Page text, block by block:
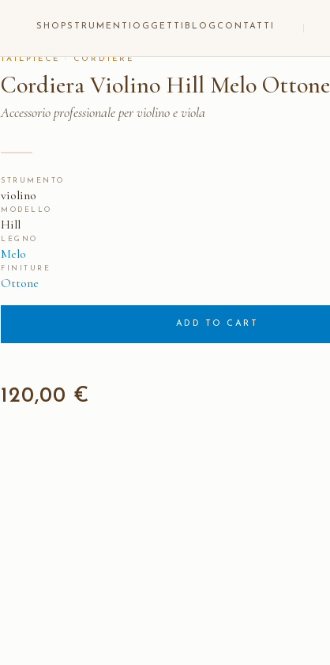
SHOPSTRUMENTI OGGETTI BLOG CONTATTI
TAILPIECE · CORDIERE
Cordiera Violino Hill Melo Ottone
Accessorio professionale per violino e viola
STRUMENTO
violino
MODELLO
Hill
LEGNO
Melo
FINITURE
Ottone
ADD TO CART
120,00 €